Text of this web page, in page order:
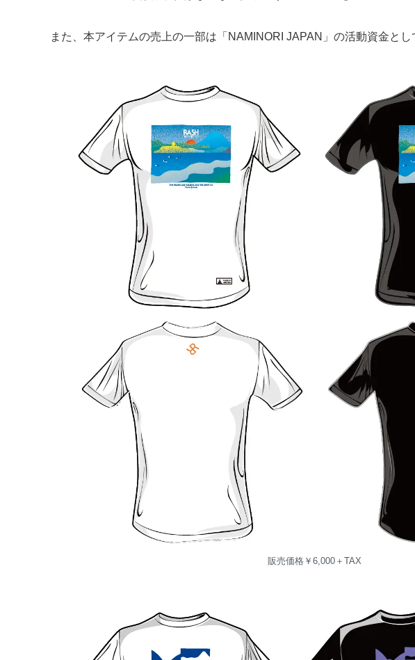
また、本アイテムの売上の一部は「NAMINORI JAPAN」の活動資金とし
販売価格￥6,000＋TAX